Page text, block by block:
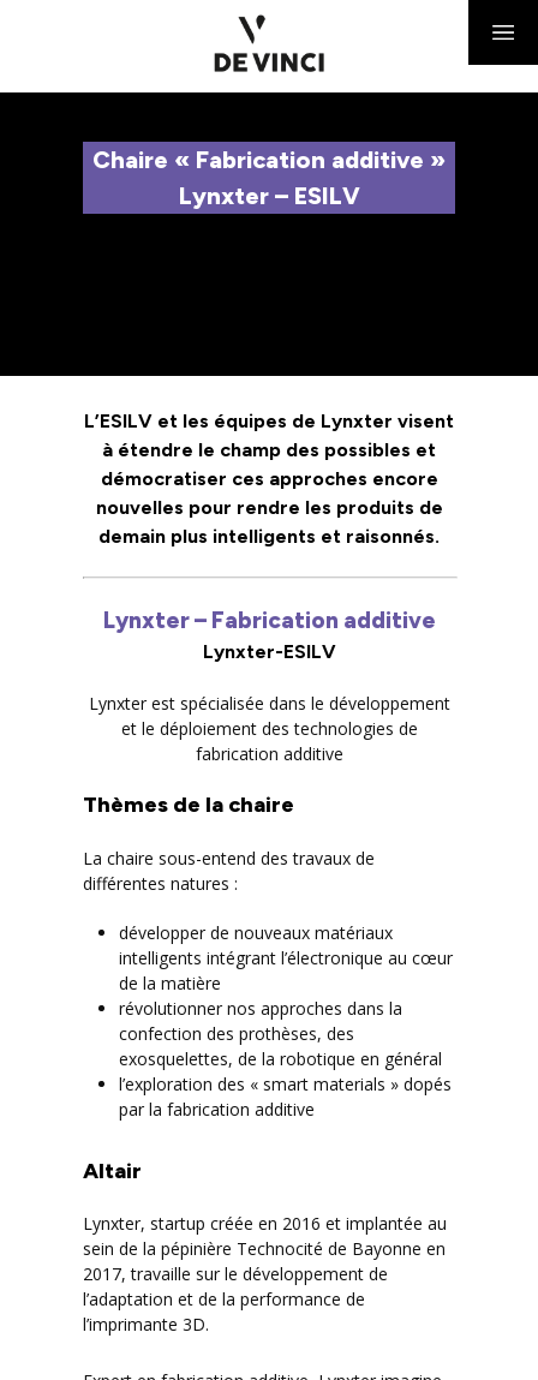
Chaire « Fabrication additive »
Lynxter – ESILV
L’ESILV et les équipes de Lynxter visent
à étendre le champ des possibles et
démocratiser ces approches encore
nouvelles pour rendre les produits de
demain plus intelligents et raisonnés.
Lynxter – Fabrication additive
Lynxter-ESILV
Lynxter est spécialisée dans le développement
et le déploiement des technologies de
fabrication additive
Thèmes de la chaire
La chaire sous-entend des travaux de
différentes natures :
développer de nouveaux matériaux
intelligents intégrant l’électronique au cœur
de la matière
révolutionner nos approches dans la
confection des prothèses, des
exosquelettes, de la robotique en général
l’exploration des « smart materials » dopés
par la fabrication additive
Altair
Lynxter, startup créée en 2016 et implantée au
sein de la pépinière Technocité de Bayonne en
2017, travaille sur le développement de
l’adaptation et de la performance de
l’imprimante 3D.